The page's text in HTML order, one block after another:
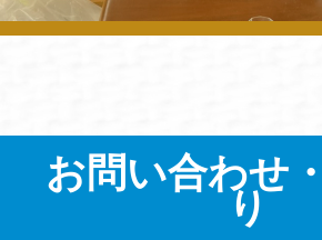
お問い合わせ
り